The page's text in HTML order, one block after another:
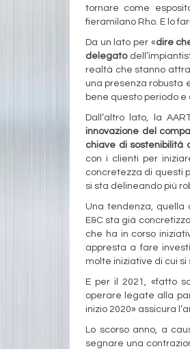
tornare come
fieramilano Rho. E lo
Da un lato per «dire
delegato
realtà che stanno
una presenza robusta
bene questo periodo e
Dall’altro lato, la
innovazione del
chiave di sostenibilità
con i clienti per
concretezza di questi
si sta delineando più
Una tendenza, quella
E&C sta già
che ha in corso
appresta a fare
molte iniziative di cui
E per il 2021, «fatto
operare legate alla
inizio 2020» assicura
Lo scorso anno, a
segnare una